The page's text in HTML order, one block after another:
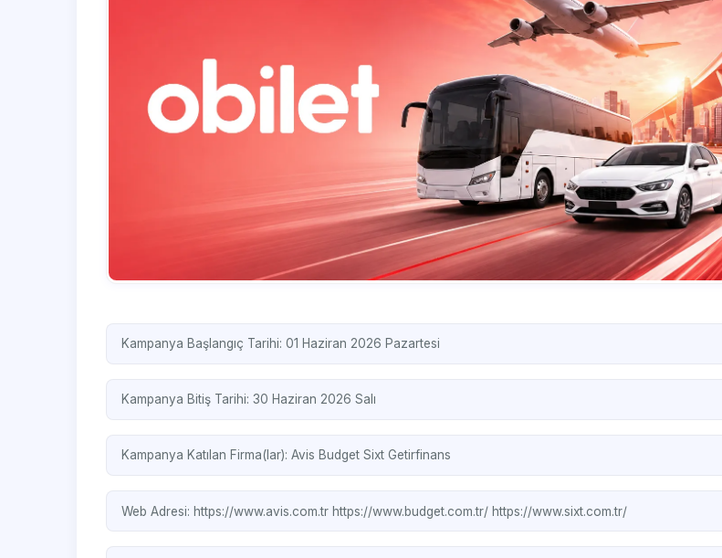
Kampanya Başlangıç Tarihi: 01 Haziran 2026 Pazartesi
Kampanya Bitiş Tarihi: 30 Haziran 2026 Salı
Kampanya Katılan Firma(lar): Avis Budget Sixt Getirfinans
Web Adresi: https://www.avis.com.tr https://www.budget.com.tr/ https://www.sixt.com.tr/